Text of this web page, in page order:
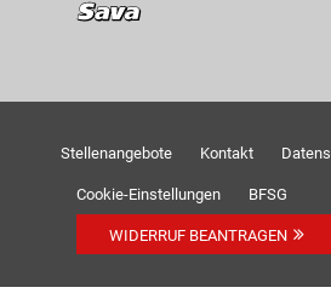
Stellenangebote Kontakt
Cookie-Einstellungen BFSG
WIDERRUF BEANTRAGEN